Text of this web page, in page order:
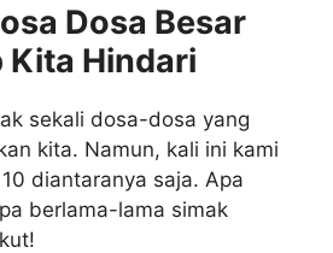
Dosa Besar
Kita Hindari
sekali dosa-dosa yang
kita. Namun, kali ini kami
diantaranya saja. Apa
berlama-lama simak